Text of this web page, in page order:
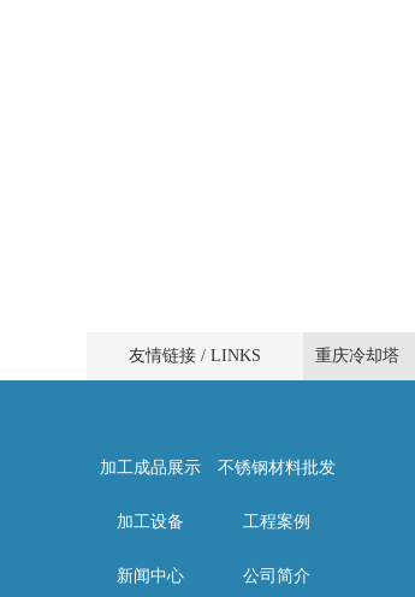
友情链接 / LINKS 重庆冷却塔
加工成品展示 不锈钢材料批发
加工设备 工程案例
新闻中心 公司简介